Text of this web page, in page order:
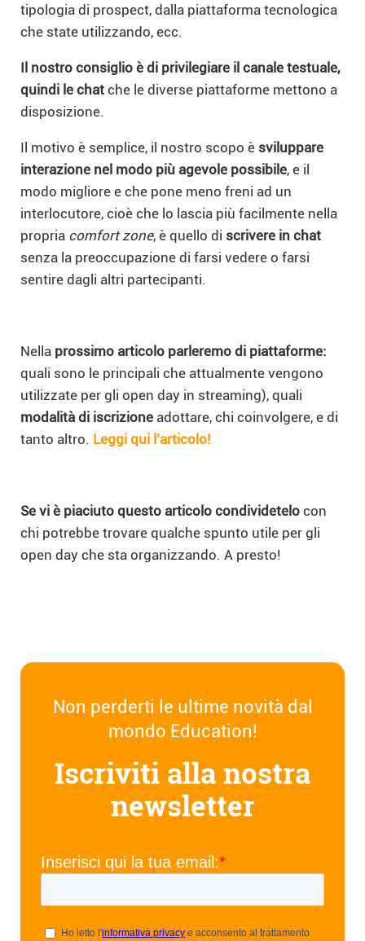
tipologia di prospect, dalla piattaforma tecnologica
che state utilizzando, ecc.
Il nostro consiglio è di privilegiare il canale testuale,
quindi le chat che le diverse piattaforme mettono a
disposizione.
Il motivo è semplice, il nostro scopo è sviluppare
interazione nel modo più agevole possibile, e il
modo migliore e che pone meno freni ad un
interlocutore, cioè che lo lascia più facilmente nella
propria comfort zone, è quello di scrivere in chat
senza la preoccupazione di farsi vedere o farsi
sentire dagli altri partecipanti.
Nella prossimo articolo parleremo di piattaforme:
quali sono le principali che attualmente vengono
utilizzate per gli open day in streaming), quali
modalità di iscrizione adottare, chi coinvolgere, e di
tanto altro. Leggi qui l’articolo!
Se vi è piaciuto questo articolo condividetelo con
chi potrebbe trovare qualche spunto utile per gli
open day che sta organizzando. A presto!
Non perderti le ultime novità dal
mondo Education!
Iscriviti alla nostra
newsletter